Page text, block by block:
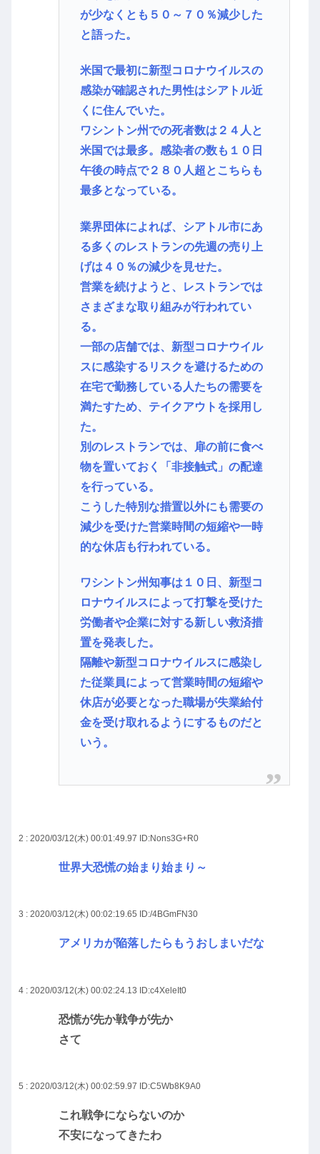
が少なくとも５０～７０％減少した
と語った。
米国で最初に新型コロナウイルスの
感染が確認された男性はシアトル近
くに住んでいた。
ワシントン州での死者数は２４人と
米国では最多。感染者の数も１０日
午後の時点で２８０人超とこちらも
最多となっている。
業界団体によれば、シアトル市にあ
る多くのレストランの先週の売り上
げは４０％の減少を見せた。
営業を続けようと、レストランでは
さまざまな取り組みが行われてい
る。
一部の店舗では、新型コロナウイル
スに感染するリスクを避けるための
在宅で勤務している人たちの需要を
満たすため、テイクアウトを採用し
た。
別のレストランでは、扉の前に食べ
物を置いておく「非接触式」の配達
を行っている。
こうした特別な措置以外にも需要の
減少を受けた営業時間の短縮や一時
的な休店も行われている。
ワシントン州知事は１０日、新型コ
ロナウイルスによって打撃を受けた
労働者や企業に対する新しい救済措
置を発表した。
隔離や新型コロナウイルスに感染し
た従業員によって営業時間の短縮や
休店が必要となった職場が失業給付
金を受け取れるようにするものだと
いう。
2 : 2020/03/12(木) 00:01:49.97 ID:Nons3G+R0
世界大恐慌の始まり始まり～
3 : 2020/03/12(木) 00:02:19.65 ID:/4BGmFN30
アメリカが陥落したらもうおしまいだな
4 : 2020/03/12(木) 00:02:24.13 ID:c4XeleIt0
恐慌が先か戦争が先か
さて
5 : 2020/03/12(木) 00:02:59.97 ID:C5Wb8K9A0
これ戦争にならないのか
不安になってきたわ